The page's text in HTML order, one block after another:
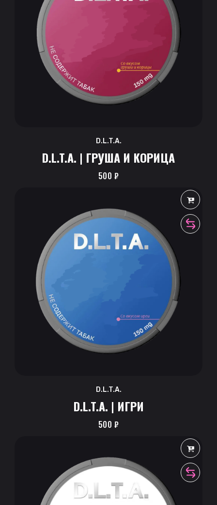
D.L.T.A.
D.L.T.A. | ГРУША И КОРИЦА
500 ₽
D.L.T.A.
D.L.T.A. | ИГРИ
500 ₽